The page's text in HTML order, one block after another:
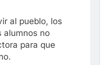
al pueblo, los
alumnos no
para que